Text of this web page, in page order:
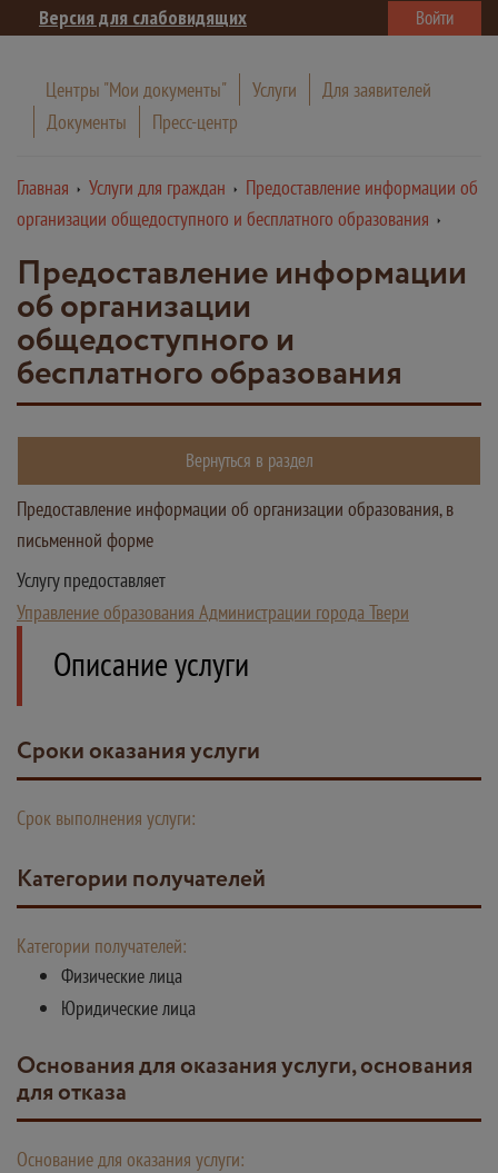
Версия для слабовидящих Войти
Центры "Мои документы" Услуги
Для заявителей
Документы
Пресс-центр
Главная Услуги для граждан
Предоставление информации об
организации общедоступного и бесплатного образования
Предоставление информации
об организации
общедоступного и
бесплатного образования
Вернуться в раздел
Предоставление информации об организации образования, в
письменной форме
Услугу предоставляет
Управление образования Администрации города Твери
Описание услуги
Сроки оказания услуги
Срок выполнения услуги:
Категории получателей
Категории получателей:
Физические лица
Юридические лица
Основания для оказания услуги, основания
для отказа
Основание для оказания услуги: